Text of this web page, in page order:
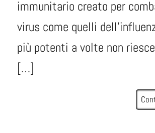
immunitario creato per
virus come quelli
più potenti a volte non
[…]